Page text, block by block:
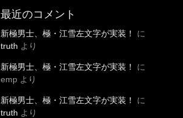
最近のコメント
新極男士、極・江雪左文字が実装！
に
truth より
新極男士、極・江雪左文字が実装！
に
emp より
新極男士、極・江雪左文字が実装！
に
truth より